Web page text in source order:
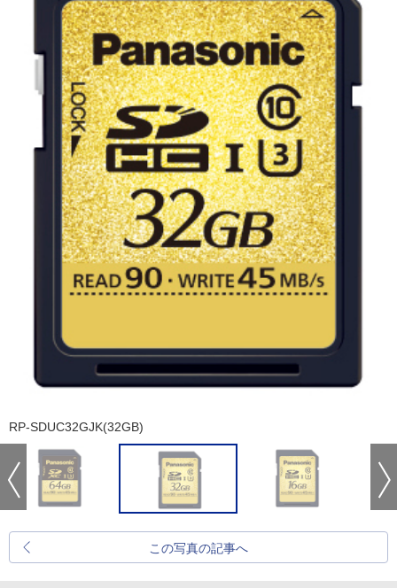
RP-SDUC32GJK(32GB)
この写真の記事へ